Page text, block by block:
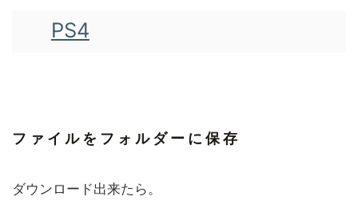
PS4
ファイルをフォルダーに保存
ダウンロード出来たら。